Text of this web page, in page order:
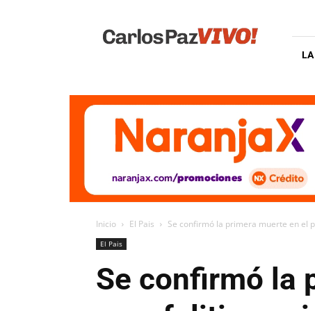
Vivo
LA
Inicio El Pais Se confirmó la primera muerte en el
El Pais
Se confirmó la